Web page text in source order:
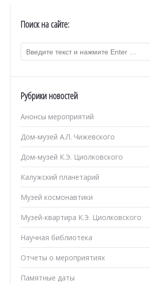
Поиск на сайте:
Рубрики новостей
Анонсы мероприятий
Дом-музей А.Л. Чижевского
Дом-музей К.Э. Циолковского
Калужский планетарий
Музей космонавтики
Музей-квартира К.Э. Циолковского
Научная библиотека
Отчеты о мероприятиях
Памятные даты